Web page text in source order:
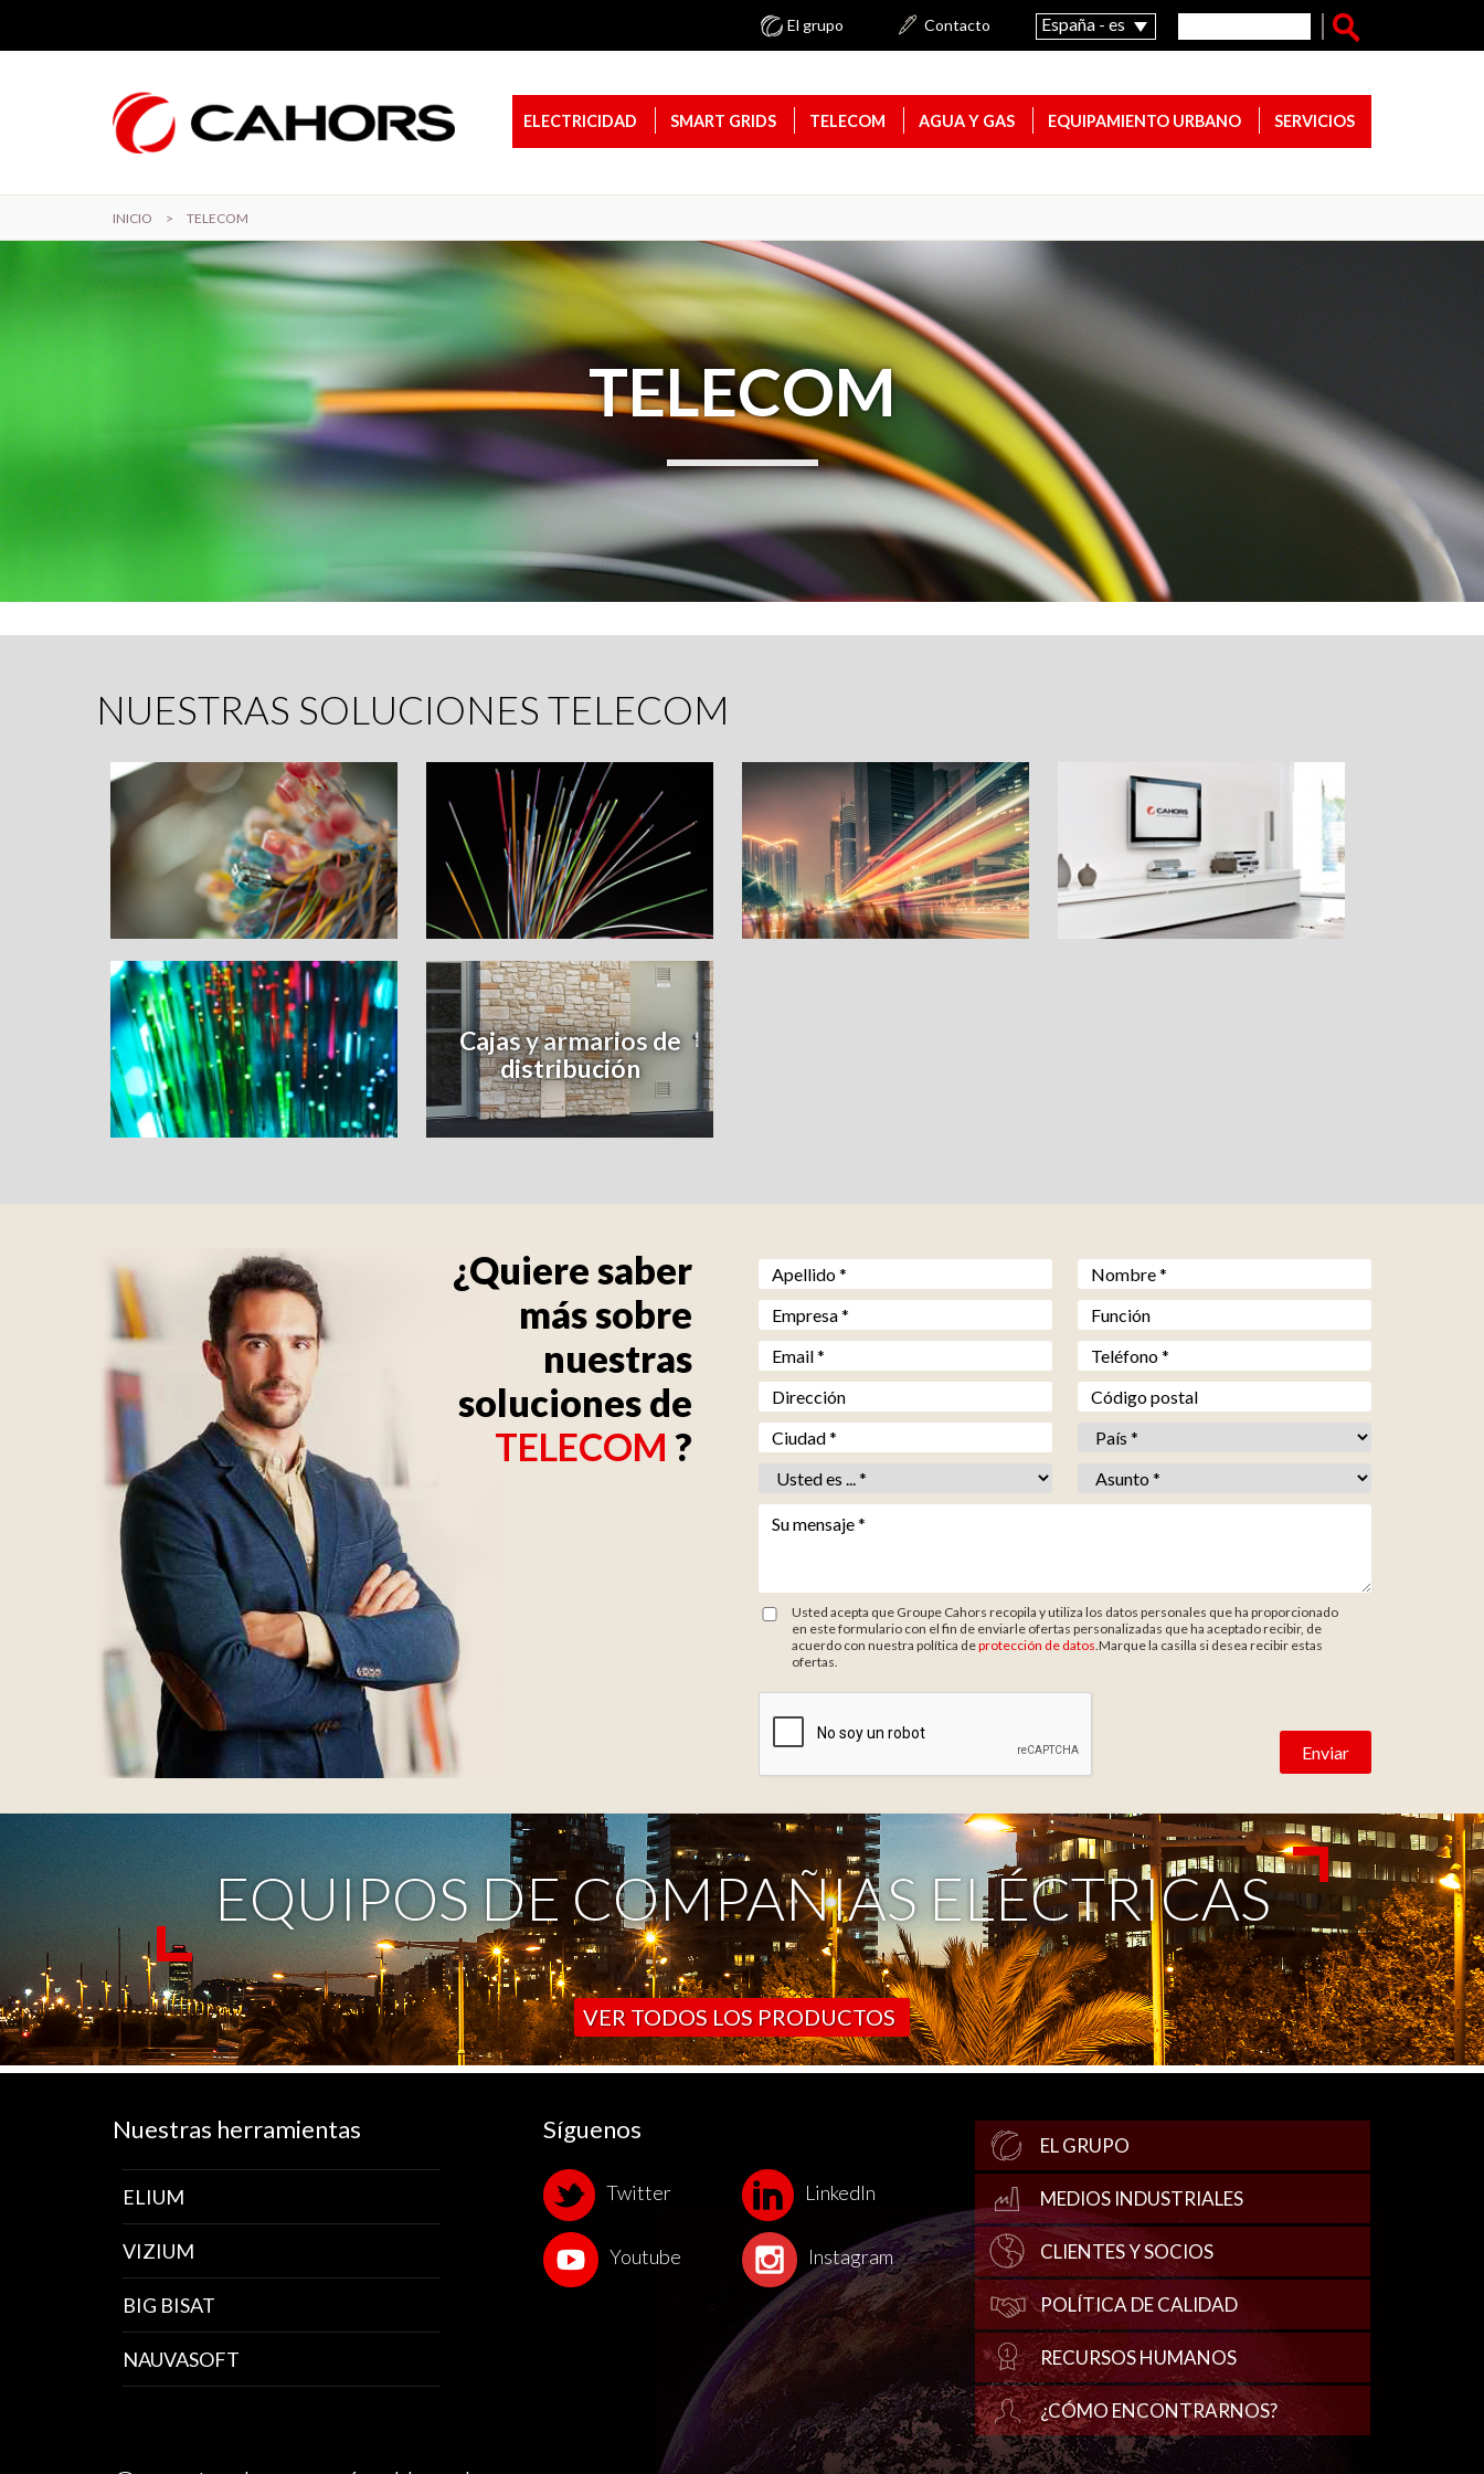
Formulario de búsqueda
Buscar
España - es
El grupo Contacto
ELECTRICIDAD SMART GRIDS TELECOM AGUA Y GAS EQUIPAMIENTO URBANO SERVICIOS
INICIO > TELECOM
TELECOM
NUESTRAS SOLUCIONES TELECOM
Cajas y armarios de
distribución
¿Quiere saber
más sobre
nuestras
soluciones de
TELECOM ?
Nom ** Prénom **
Société **
Fonction
Email ** Téléphone *
Adresse
Code postal
Ville ** Pays **
Vous êtes *
* Objet **
Votre message *
Usted acepta que Groupe Cahors recopila y utiliza los datos personales que ha proporcionado
en este formulario con el fin de enviarle ofertas personalizadas que ha aceptado recibir, de
acuerdo con nuestra política deprotección de datos.Marque la casilla si desea recibir estas
ofertas.
EQUIPOS DE COMPAÑIAS ELÉCTRICAS
VER TODOS LOS PRODUCTOS
Nuestras herramientas
ELIUM
VIZIUM
BIG BISAT
NAUVASOFT
Síguenos
Twitter LinkedIn
Youtube Instagram
EL GRUPO
MEDIOS INDUSTRIALES
CLIENTES Y SOCIOS
POLÍTICA DE CALIDAD
RECURSOS HUMANOS
¿CÓMO ENCONTRARNOS?